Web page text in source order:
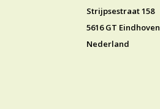
Strijpsestraat 158
5616 GT Eindhoven
Nederland